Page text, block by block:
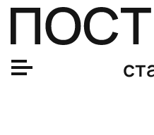
Михаил Коляда